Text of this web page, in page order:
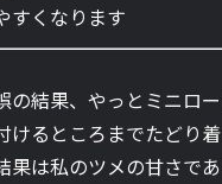
すくなります
の結果、やっとミニロ
けるところまでたどり
果は私のツメの甘さで